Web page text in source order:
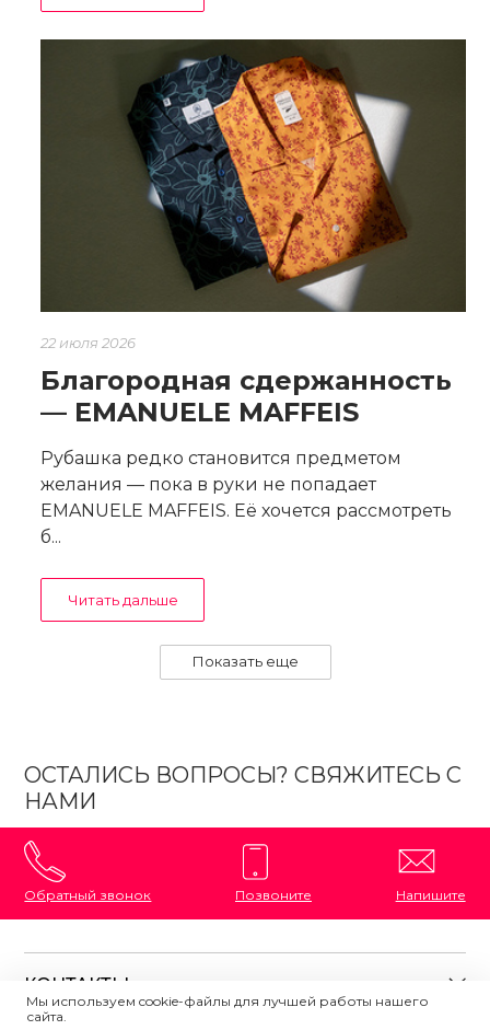
22 июля 2026
Благородная сдержанность
— EMANUELE MAFFEIS
Рубашка редко становится предметом
желания — пока в руки не попадает
EMANUELE MAFFEIS. Её хочется рассмотреть
б...
Читать дальше
Показать еще
ОСТАЛИСЬ ВОПРОСЫ? СВЯЖИТЕСЬ С
НАМИ
Обратный звонок Позвоните Напишите
КОНТАКТЫ
8 (800) 333-87-72
Мы используем cookie-файлы для лучшей работы нашего
сайта.